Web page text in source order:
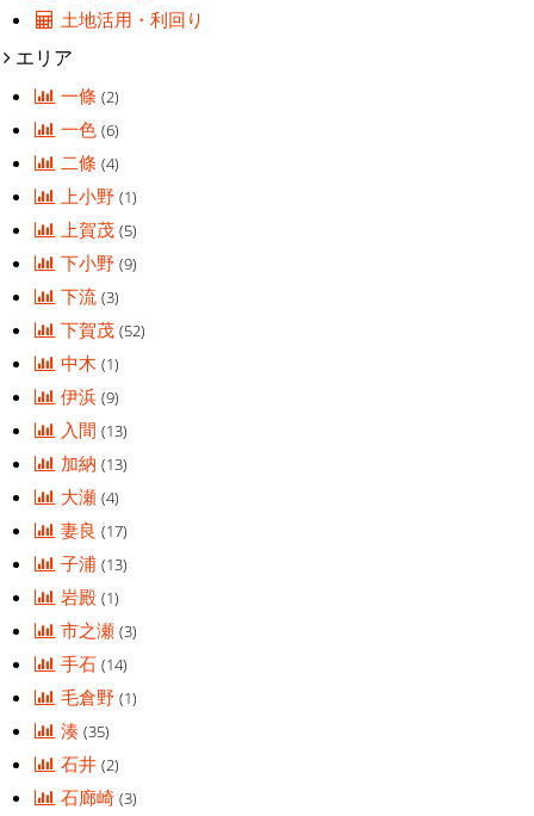
土地活用・利回り
エリア
一條(2)
一色(6)
二條(4)
上小野(1)
上賀茂(5)
下小野(9)
下流(3)
下賀茂(52)
中木(1)
伊浜(9)
入間(13)
加納(13)
大瀬(4)
妻良(17)
子浦(13)
岩殿(1)
市之瀬(3)
手石(14)
毛倉野(1)
湊(35)
石井(2)
石廊崎(3)